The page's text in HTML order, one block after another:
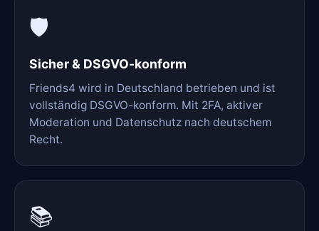
🛡️
Sicher & DSGVO-konform
Friends4 wird in Deutschland betrieben und ist
vollständig DSGVO-konform. Mit 2FA, aktiver
Moderation und Datenschutz nach deutschem
Recht.
📚